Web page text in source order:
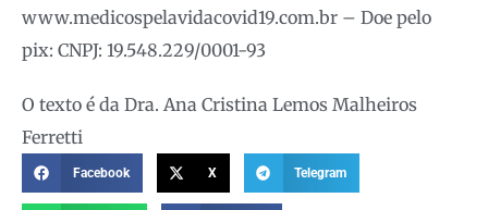
www.medicospelavidacovid19.com.br – Doe pelo
pix: CNPJ: 19.548.229/0001-93
O texto é da Dra. Ana Cristina Lemos Malheiros
Ferretti
Facebook X Telegram